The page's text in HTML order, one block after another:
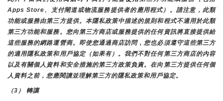
Apps Store、支付閘道或物流服務提供者的應用程式）。請注意，此類
功能或服務由第三方提供。本隱私政策中描述的規則和程式不適用於此類
第三方功能和服務。您向第三方商店或服務提供的任何資訊將直接提供給
這些服務的網路運營商。即使您通過商店訪問，您也必須遵守這些第三方
的適用隱私政策和用戶協定（如果有）。我們不對任何第三方商店的內容
以及有關個人資料和安全措施的第三方政策負責。在向第三方提供任何個
人資料之前，您應閱讀並理解第三方的隱私政策和用戶協定。
（3） 轉讓